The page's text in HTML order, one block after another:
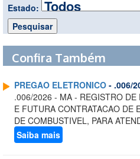
Estado:
Confira Também
PREGAO ELETRONICO - .006/
.006/2026 - MA - REGISTRO DE
E FUTURA CONTRATACAO DE
DE COMBUSTIVEL, PARA
Saiba mais